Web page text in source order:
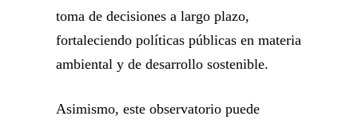
toma de decisiones a largo plazo,
fortaleciendo políticas públicas en materia
ambiental y de desarrollo sostenible.
Asimismo, este observatorio puede